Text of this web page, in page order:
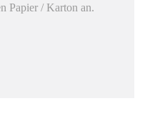
Papier / Karton an.